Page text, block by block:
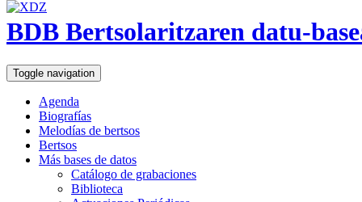
BDB Bertsolaritzaren datu-
Toggle navigation
Agenda
Biografías
Melodías de bertsos
Bertsos
Más bases de datos
Catálogo de grabaciones
Biblioteca